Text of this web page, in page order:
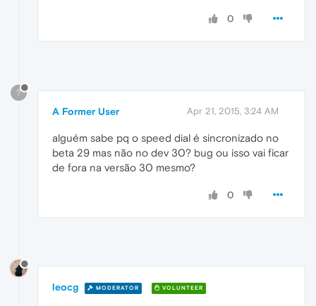
0
?
A Former User Apr 21, 2015, 3:24 AM
alguém sabe pq o speed dial é sincronizado no
beta 29 mas não no dev 30? bug ou isso vai ficar
de fora na versão 30 mesmo?
0
leocg MODERATOR VOLUNTEER